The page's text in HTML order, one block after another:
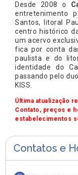
Desde 2008 o
entretenimento
Santos, litoral
centro histórico
um acervo
fica por conta
paulista e do
identidade do
passando pelo
KISS.
Última atualização
Contato, preços e
estabelecimentos
Contatos e